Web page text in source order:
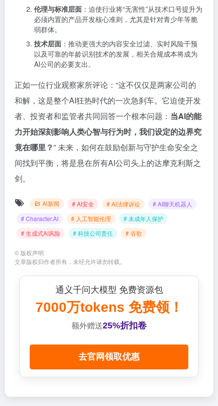
伦理与标准层面 ：迫使行业将“无害性”从技术口号提升为
必须内置的产品开发核心准则，尤其是针对青少年等脆
弱群体。
技术层面 ：推动更强大的内容安全过滤、实时风险干预
以及可靠的年龄识别技术的发展，相关合规成本将成为
AI公司的必要支出。
正如一位行业观察家所评论：“这不仅仅是两家公司的
和解，这是整个AI狂热时代的一次急刹车。它迫使开发
者、投资者和监管者共同回答一个根本问题： 当AI的能
力开始深刻影响人类心智与行为时，我们设定的边界究
竟在哪里？” 未来，如何在鼓励创新与守护生命安全之
间找到平衡，将是悬在所有AI公司头上的达摩克利斯之
剑。
Ai新闻 # AI安全 # AI法律诉讼
# AI聊天机器人
# Character.AI
# 人工智能伦理
# 未成年人保护
# 生成式AI风险
# 科技公司责任 # 谷歌
© 版权声明
文章版权归作者所有，未经允许请勿转载。
通义千问大模型 免费资源包
7000万tokens 免费领！
额外赠送25%折扣卷
去官网领取优惠